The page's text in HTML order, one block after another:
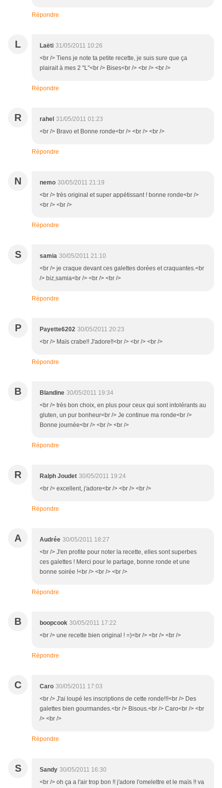
Répondre
L Laëti 31/05/2011 10:26
<br /> Tiens je note ta petite recette, je suis sure que ça
plairait à mes 2 "L"<br /> Bises<br /> <br /> <br />
Répondre
R rahel 31/05/2011 01:23
<br /> Bravo et Bonne ronde<br /> <br /> <br />
Répondre
N nemo 30/05/2011 21:19
<br /> très original et super appétissant ! bonne ronde<br />
<br /> <br />
Répondre
S samia 30/05/2011 21:10
<br /> je craque devant ces galettes dorées et craquantes.<br
/> biz,samia<br /> <br /> <br />
Répondre
P Payette6202 30/05/2011 20:23
<br /> Maïs crabe!! J'adore!!<br /> <br /> <br />
Répondre
B Blandine 30/05/2011 19:34
<br /> très bon choix, en plus pour ceux qui sont intolérants au
gluten, un pur bonheur<br /> Je continue ma ronde<br />
Bonne journée<br /> <br /> <br />
Répondre
R Ralph Joudet 30/05/2011 19:24
<br /> excellent, j'adore<br /> <br /> <br />
Répondre
A Audrée 30/05/2011 18:27
<br /> J'en profite pour noter la recette, elles sont superbes
ces galettes ! Merci pour le partage, bonne ronde et une
bonne soirée !<br /> <br /> <br />
Répondre
B boopcook 30/05/2011 17:22
<br /> une recette bien original ! =)<br /> <br /> <br />
Répondre
C Caro 30/05/2011 17:03
<br /> J'ai loupé les inscriptions de cette ronde!!!<br /> Des
galettes bien gourmandes.<br /> Bisous.<br /> Caro<br /> <br
/> <br />
Répondre
S Sandy 30/05/2011 16:30
<br /> oh ça a l'air trop bon !! j'adore l'omelettre et le maïs !! va